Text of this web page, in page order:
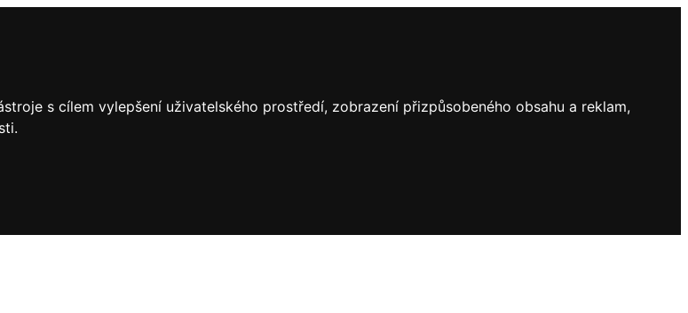
s cílem vylepšení uživatelského prostředí, zobrazení přizpůsobeného obsahu a reklam,